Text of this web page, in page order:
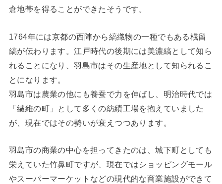
倉地帯を得ることができたそうです。
1764年には京都の西陣から縞織物の一種でもある桟留
縞が伝わります。江戸時代の後期には美濃縞として知ら
れることになり、羽島市はその生産地として知られるこ
とになります。
羽島市は農業の他にも養蚕で力を伸ばし、明治時代では
「繊維の町」として多くの紡績工場を抱えていました
が、現在ではその勢いが衰えつつあります。
羽島市の商業の中心を担ってきたのは、城下町としても
栄えていた竹鼻町ですが、現在ではショッピングモール
やスーパーマーケットなどの現代的な商業施設ができて